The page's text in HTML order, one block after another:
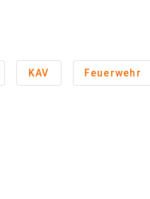
KAV Feuerwehr